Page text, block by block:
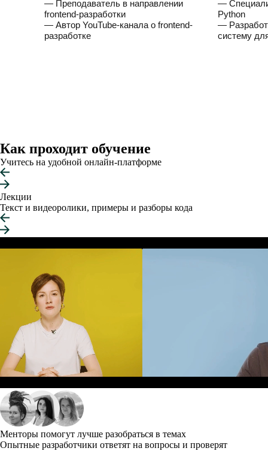
— Преподаватель в направлении
frontend-разработки
— Автор YouTube-канала о frontend-
разработке
—
Python
—
систему
Как проходит обучение
Учитесь на удобной онлайн-платформе
Лекции
Текст и видеоролики, примеры и разборы кода
Менторы помогут лучше разобраться в темах
Опытные разработчики ответят на вопросы и проверят